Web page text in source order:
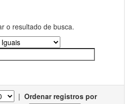
o resultado de busca.
| Ordenar registros por